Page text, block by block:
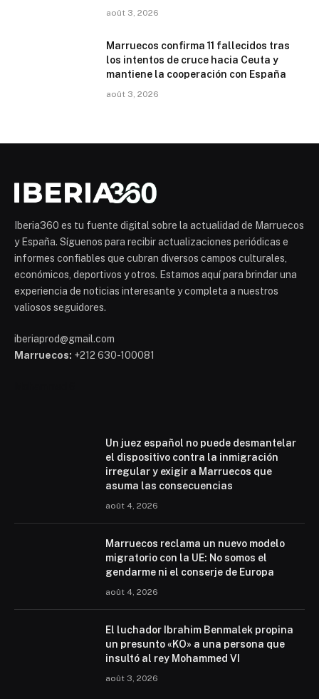
août 3, 2026
Marruecos confirma 11 fallecidos tras
los intentos de cruce hacia Ceuta y
mantiene la cooperación con España
août 3, 2026
Iberia360 es tu fuente digital sobre la actualidad de Marruecos
y España. Síguenos para recibir actualizaciones periódicas e
informes confiables que cubran diversos campos culturales,
económicos, deportivos y otros. Estamos aquí para brindar una
experiencia de noticias interesante y completa a nuestros
valiosos seguidores.
iberiaprod@gmail.com
Marruecos: +212 630-100081
Un juez español no puede desmantelar
el dispositivo contra la inmigración
irregular y exigir a Marruecos que
asuma las consecuencias
août 4, 2026
Marruecos reclama un nuevo modelo
migratorio con la UE: No somos el
gendarme ni el conserje de Europa
août 4, 2026
El luchador Ibrahim Benmalek propina
un presunto «KO» a una persona que
insultó al rey Mohammed VI
août 3, 2026